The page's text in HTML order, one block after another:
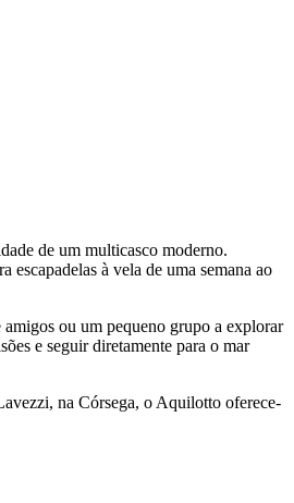
de um multicasco moderno.
à vela de uma semana ao
ou um pequeno grupo a explorar
e seguir diretamente para o mar
na Córsega, o Aquilotto oferece-